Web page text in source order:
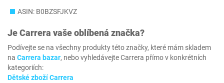
ASIN: B0BZSFJKVZ
JeCarrera vaše oblíbená značka?
Podívejte se na všechny produkty této značky, které mám skladem
na Carrera bazar, nebo vyhledávejte Carrera přímo v konkrétních
kategoriích:
Dětské zboží Carrera